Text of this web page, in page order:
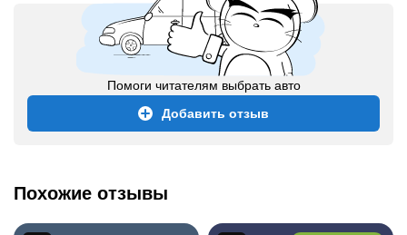
Помоги читателям выбрать авто
Добавить отзыв
Похожие отзывы